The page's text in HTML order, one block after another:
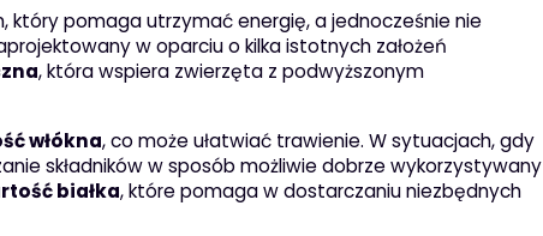
który pomaga utrzymać energię, a jednocześnie nie
w oparciu o kilka istotnych założeń
, która wspiera zwierzęta z podwyższonym
włókna, co może ułatwiać trawienie. W sytuacjach, gdy
składników w sposób możliwie dobrze wykorzystywany
białka, które pomaga w dostarczaniu niezbędnych